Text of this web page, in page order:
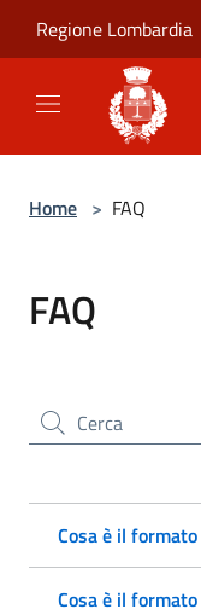
Regione Lombardia
Home > FAQ
FAQ
Cerca nel sito
Cosa è il
Cosa è il formato